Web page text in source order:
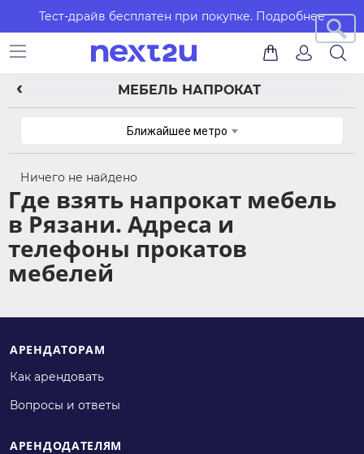
Тест-драйв бесплатен при покупке. Подробнее
МЕБЕЛЬ НАПРОКАТ
Ближайшее метро
Ничего не найдено
Где взять напрокат мебель
в Рязани. Адреса и
телефоны прокатов
мебелей
АРЕНДАТОРАМ
Как арендовать
Вопросы и ответы
АРЕНДОДАТЕЛЯМ